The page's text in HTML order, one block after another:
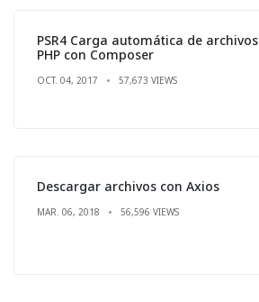
PSR4 Carga automática de archivos
PHP con Composer
OCT. 04, 2017 57,673 VIEWS
Descargar archivos con Axios
MAR. 06, 2018 56,596 VIEWS